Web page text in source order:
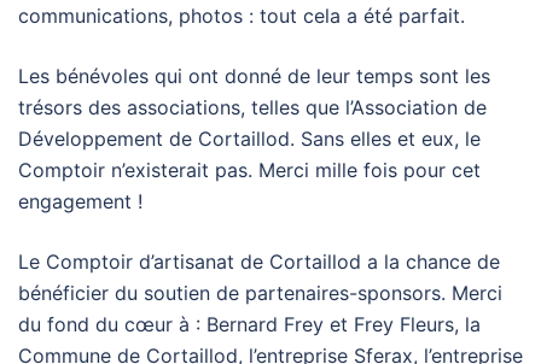
communications, photos : tout cela a été parfait.
Les bénévoles qui ont donné de leur temps sont les
trésors des associations, telles que l’Association de
Développement de Cortaillod. Sans elles et eux, le
Comptoir n’existerait pas. Merci mille fois pour cet
engagement !
Le Comptoir d’artisanat de Cortaillod a la chance de
bénéficier du soutien de partenaires-sponsors. Merci
du fond du cœur à : Bernard Frey et Frey Fleurs, la
Commune de Cortaillod, l’entreprise Sferax, l’entreprise